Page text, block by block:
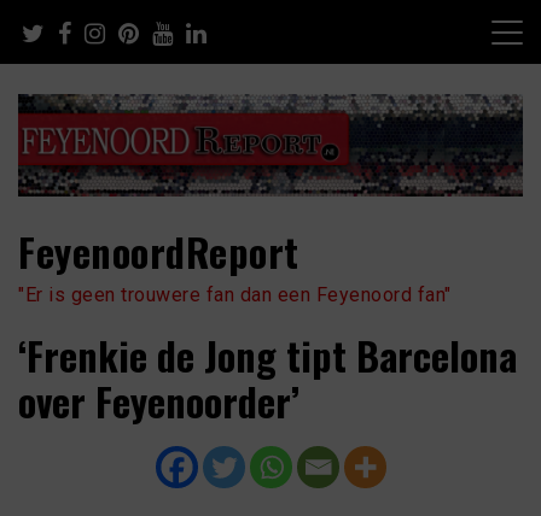
content
FeyenoordReport
"Er is geen trouwere fan dan een Feyenoord fan"
‘Frenkie de Jong tipt Barcelona
over Feyenoorder’